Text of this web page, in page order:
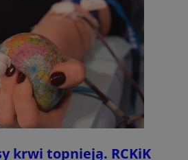
krwi topnieją. RCKiK